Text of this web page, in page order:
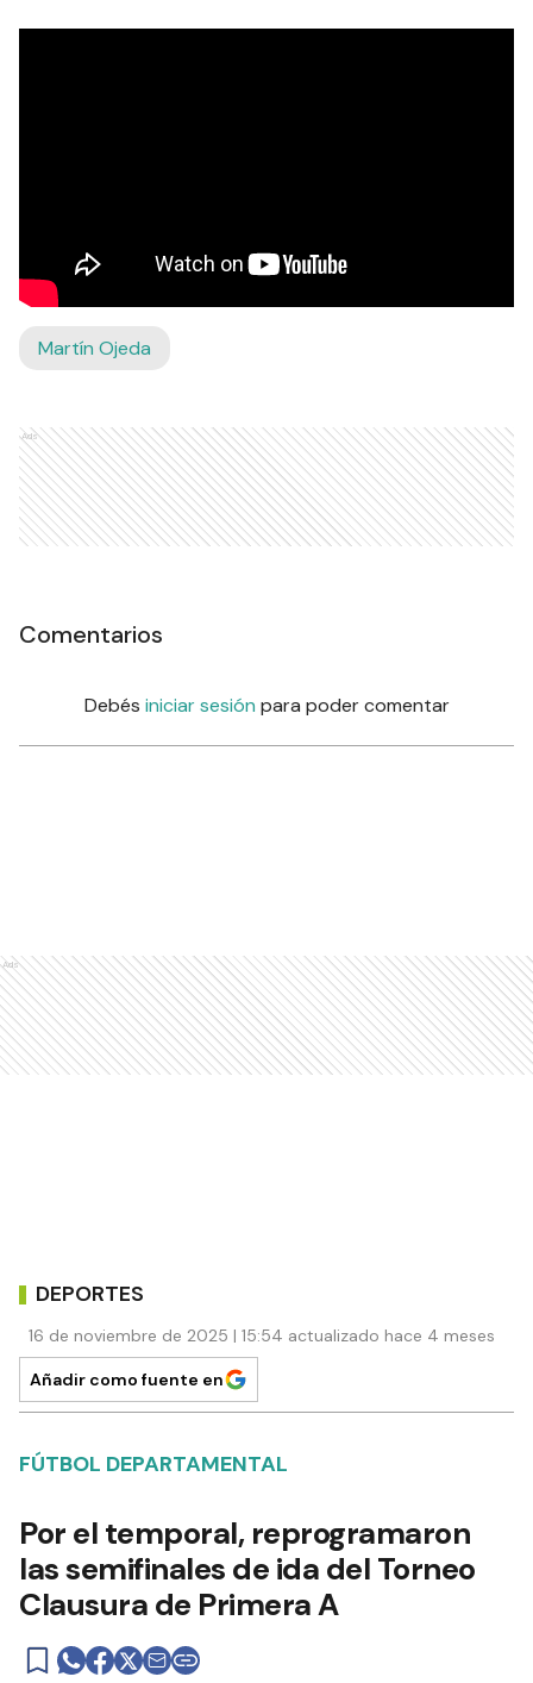
Martín Ojeda
Ads
Comentarios
Debés iniciar sesión para poder comentar
Ads
DEPORTES
16 de noviembre de 2025 | 15:54 actualizado hace 4 meses
Añadir como fuente en
FÚTBOL DEPARTAMENTAL
Por el temporal, reprogramaron
las semifinales de ida del Torneo
Clausura de Primera A